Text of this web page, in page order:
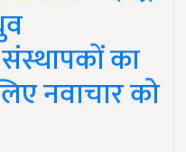
का
नवाचार को